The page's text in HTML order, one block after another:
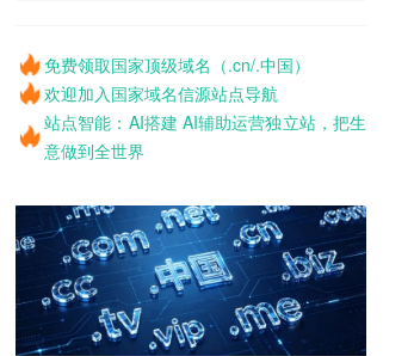
免费领取国家顶级域名（.cn/.中国）
欢迎加入国家域名信源站点导航
站点智能：AI搭建 AI辅助运营独立站，把生
意做到全世界